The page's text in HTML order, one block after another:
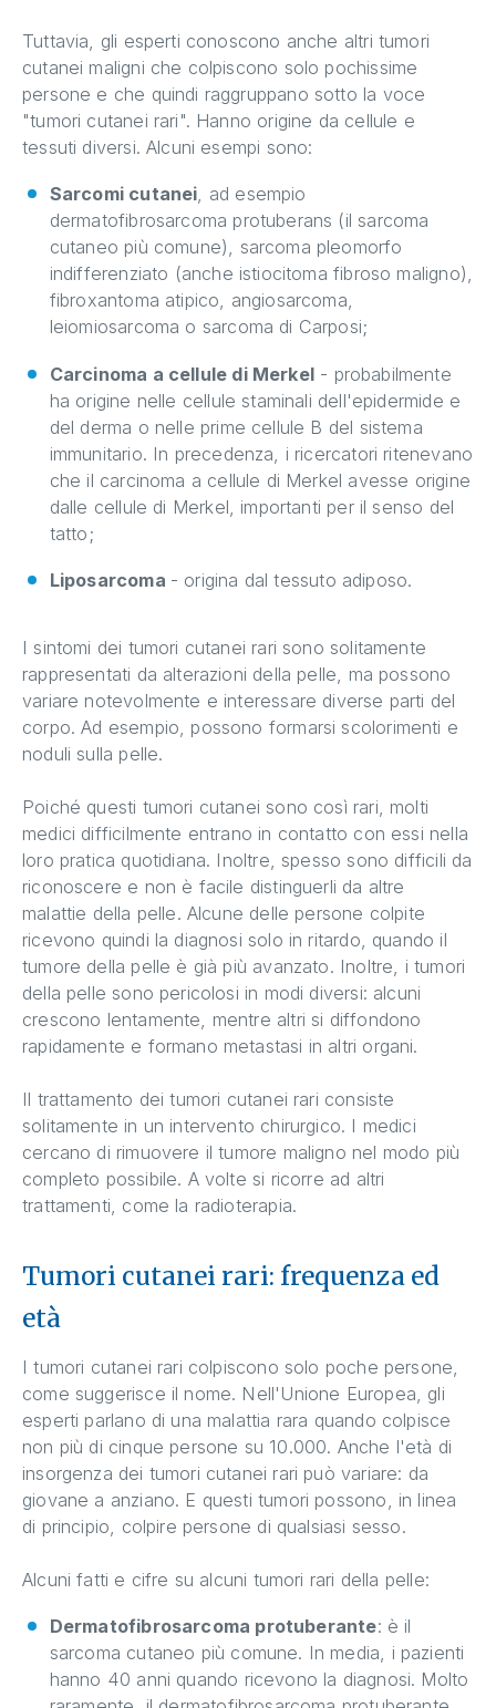
Tuttavia, gli esperti conoscono anche altri tumori
cutanei maligni che colpiscono solo pochissime
persone e che quindi raggruppano sotto la voce
"tumori cutanei rari". Hanno origine da cellule e
tessuti diversi. Alcuni esempi sono:
Sarcomi cutanei, ad esempio
dermatofibrosarcoma protuberans (il sarcoma
cutaneo più comune), sarcoma pleomorfo
indifferenziato (anche istiocitoma fibroso maligno),
fibroxantoma atipico, angiosarcoma,
leiomiosarcoma o sarcoma di Carposi;
Carcinoma a cellule di Merkel- probabilmente
ha origine nelle cellule staminali dell'epidermide e
del derma o nelle prime cellule B del sistema
immunitario. In precedenza, i ricercatori ritenevano
che il carcinoma a cellule di Merkel avesse origine
dalle cellule di Merkel, importanti per il senso del
tatto;
Liposarcoma - origina dal tessuto adiposo.
I sintomi dei tumori cutanei rari sono solitamente
rappresentati da alterazioni della pelle, ma possono
variare notevolmente e interessare diverse parti del
corpo. Ad esempio, possono formarsi scolorimenti e
noduli sulla pelle.
Poiché questi tumori cutanei sono così rari, molti
medici difficilmente entrano in contatto con essi nella
loro pratica quotidiana. Inoltre, spesso sono difficili da
riconoscere e non è facile distinguerli da altre
malattie della pelle. Alcune delle persone colpite
ricevono quindi la diagnosi solo in ritardo, quando il
tumore della pelle è già più avanzato. Inoltre, i tumori
della pelle sono pericolosi in modi diversi: alcuni
crescono lentamente, mentre altri si diffondono
rapidamente e formano metastasi in altri organi.
Il trattamento dei tumori cutanei rari consiste
solitamente in un intervento chirurgico. I medici
cercano di rimuovere il tumore maligno nel modo più
completo possibile. A volte si ricorre ad altri
trattamenti, come la radioterapia.
Tumori cutanei rari: frequenza ed
età
I tumori cutanei rari colpiscono solo poche persone,
come suggerisce il nome. Nell'Unione Europea, gli
esperti parlano di una malattia rara quando colpisce
non più di cinque persone su 10.000. Anche l'età di
insorgenza dei tumori cutanei rari può variare: da
giovane a anziano. E questi tumori possono, in linea
di principio, colpire persone di qualsiasi sesso.
Alcuni fatti e cifre su alcuni tumori rari della pelle:
Dermatofibrosarcoma protuberante: è il
sarcoma cutaneo più comune. In media, i pazienti
hanno 40 anni quando ricevono la diagnosi. Molto